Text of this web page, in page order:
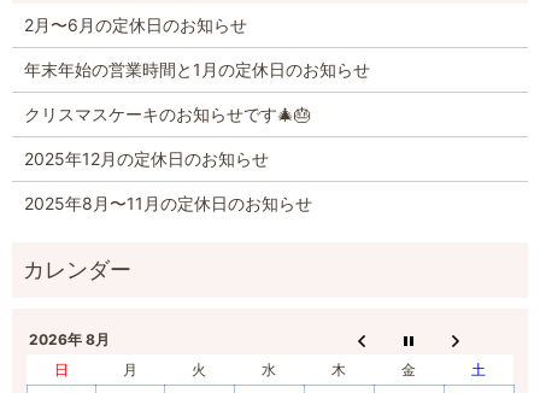
2月〜6月の定休日のお知らせ
年末年始の営業時間と1月の定休日のお知らせ
クリスマスケーキのお知らせです🎄🎂
2025年12月の定休日のお知らせ
2025年8月〜11月の定休日のお知らせ
2026年 8月
日
月 火 水 木 金
土